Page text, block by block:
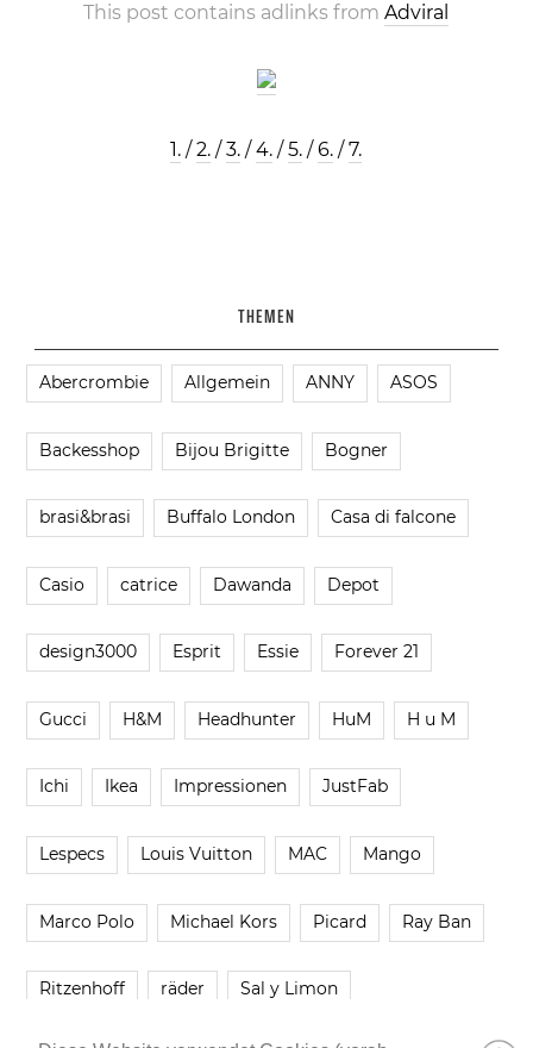
This post contains adlinks fromAdviral
1. /2. /3. /4. /5. /6. /7.
THEMEN
Abercrombie Allgemein ANNY ASOS
Backesshop Bijou Brigitte Bogner
brasi&brasi Buffalo London Casa di falcone
Casio catrice Dawanda Depot
design3000 Esprit Essie Forever 21
Gucci H&M Headhunter HuM H u M
Ichi Ikea Impressionen JustFab
Lespecs Louis Vuitton MAC Mango
Marco Polo Michael Kors Picard Ray Ban
Ritzenhoff räder Sal y Limon